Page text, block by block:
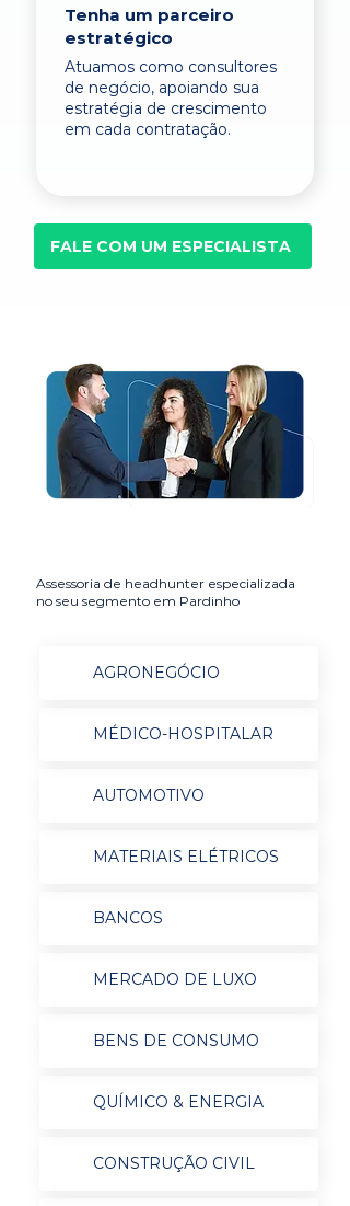
Tenha um parceiro
estratégico
Atuamos como consultores
de negócio, apoiando sua
estratégia de crescimento
em cada contratação.
FALE COM UM ESPECIALISTA
Assessoria de headhunter especializada
no seu segmento em Pardinho
AGRONEGÓCIO
MÉDICO-HOSPITALAR
AUTOMOTIVO
MATERIAIS ELÉTRICOS
BANCOS
MERCADO DE LUXO
BENS DE CONSUMO
QUÍMICO & ENERGIA
CONSTRUÇÃO CIVIL